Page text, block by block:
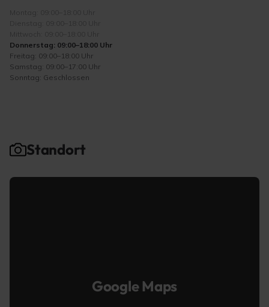
Donnerstag: 09:00–18:00 Uhr
Freitag: 09:00–18:00 Uhr
Samstag: 09:00–17:00 Uhr
Sonntag: Geschlossen
Standort
Google Maps